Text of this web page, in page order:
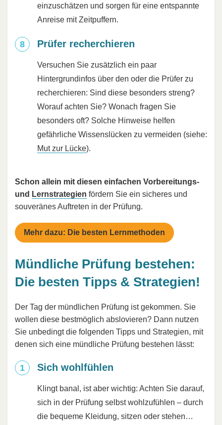
einzuschätzen und sorgen für eine entspannte
Anreise mit Zeitpuffern.
Prüfer recherchieren
Versuchen Sie zusätzlich ein paar
Hintergrundinfos über den oder die Prüfer zu
recherchieren: Sind diese besonders streng?
Worauf achten Sie? Wonach fragen Sie
besonders oft? Solche Hinweise helfen
gefährliche Wissenslücken zu vermeiden (siehe:
Mut zur Lücke).
Schon allein mit diesen einfachen Vorbereitungs-
und Lernstrategien fördern Sie ein sicheres und
souveränes Auftreten in der Prüfung.
Mehr dazu: Die besten Lernmethoden
Mündliche Prüfung bestehen:
Die besten Tipps & Strategien!
Der Tag der mündlichen Prüfung ist gekommen. Sie
wollen diese bestmöglich abslovieren? Dann nutzen
Sie unbedingt die folgenden Tipps und Strategien, mit
denen sich eine mündliche Prüfung bestehen lässt:
Sich wohlfühlen
Klingt banal, ist aber wichtig: Achten Sie darauf,
sich in der Prüfung selbst wohlzufühlen – durch
die bequeme Kleidung, sitzen oder stehen…